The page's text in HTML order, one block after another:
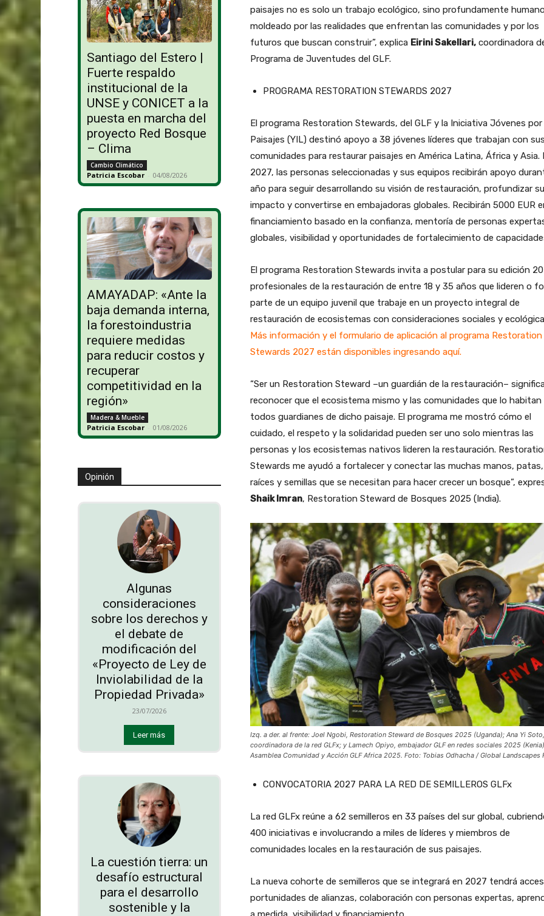
Santiago del Estero |
Fuerte respaldo
institucional de la
UNSE y CONICET a la
puesta en marcha del
proyecto Red Bosque
– Clima
Cambio Climático
Patricia Escobar - 04/08/2026
AMAYADAP: «Ante la
baja demanda interna,
la forestoindustria
requiere medidas
para reducir costos y
recuperar
competitividad en la
región»
Madera & Mueble
Patricia Escobar - 01/08/2026
Opinión
Algunas
consideraciones
sobre los derechos y
el debate de
modificación del
«Proyecto de Ley de
Inviolabilidad de la
Propiedad Privada»
23/07/2026
Leer más
La cuestión tierra: un
desafío estructural
para el desarrollo
sostenible y la
paisajes no es solo un trabajo ecológico, sino profundamente
moldeado por las realidades que enfrentan las comunidades y por los
futuros que buscan construir”, explica Eirini Sakellari,coordinadora
Programa de Juventudes del GLF.
PROGRAMA RESTORATION STEWARDS 2027
El programa Restoration Stewards, del GLF y la Iniciativa Jóvenes
Paisajes (YIL) destinó apoyo a 38 jóvenes líderes que trabajan con
comunidades para restaurar paisajes en América Latina, África y Asia.
2027, las personas seleccionadas y sus equipos recibirán apoyo
año para seguir desarrollando su visión de restauración, profundizar su
impacto y convertirse en embajadoras globales. Recibirán 5000 EUR
financiamiento basado en la confianza, mentoría de personas
globales, visibilidad y oportunidades de fortalecimiento de
El programa Restoration Stewards invita a postular para su edición
profesionales de la restauración de entre 18 y 35 años que lideren o
parte de un equipo juvenil que trabaje en un proyecto integral de
restauración de ecosistemas con consideraciones sociales y
Más información y el formulario de aplicación al programa Restoration
Stewards 2027 están disponibles ingresando aquí.
“Ser un Restoration Steward –un guardián de la restauración–
reconocer que el ecosistema mismo y las comunidades que lo habitan
todos guardianes de dicho paisaje. El programa me mostró cómo el
cuidado, el respeto y la solidaridad pueden ser uno solo mientras las
personas y los ecosistemas nativos lideren la restauración.
Stewards me ayudó a fortalecer y conectar las muchas manos,
raíces y semillas que se necesitan para hacer crecer un bosque”,
Shaik Imran, Restoration Steward de Bosques 2025 (India).
Izq. a der. al frente: Joel Ngobi, Restoration Steward de Bosques 2025 (Uganda); Ana Yi Soto,
coordinadora de la red GLFx; y Lamech Opiyo, embajador GLF en redes sociales 2025
Asamblea Comunidad y Acción GLF Africa 2025. Foto: Tobias Odhacha / Global Landscapes
CONVOCATORIA 2027 PARA LA RED DE SEMILLEROS GLFx
La red GLFx reúne a 62 semilleros en 33 países del sur global,
400 iniciativas e involucrando a miles de líderes y miembros de
comunidades locales en la restauración de sus paisajes.
La nueva cohorte de semilleros que se integrará en 2027 tendrá
portunidades de alianzas, colaboración con personas expertas,